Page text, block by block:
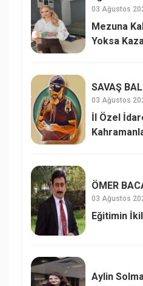
03 Ağustos
Mezuna
Yoksa
SAVAŞ BAL
03 Ağustos
İl Özel
ÖMER
03 Ağustos
Eğitimin
Aylin